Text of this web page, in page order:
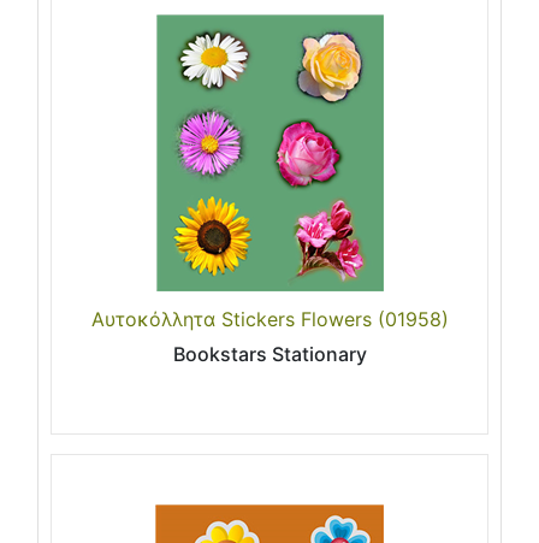
Αυτοκόλλητα Stickers Flowers (01958)
Bookstars Stationary